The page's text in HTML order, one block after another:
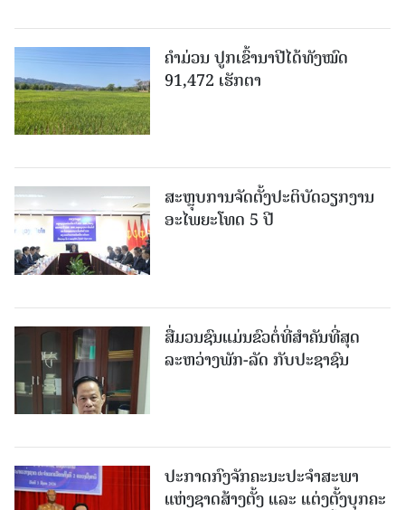
ຄໍາມ່ວນ ປູກເຂົ້ານາປີໄດ້ທັງໝົດ
91,472 ເຮັກຕາ
ສະຫຼຸບການຈັດຕັ້ງປະຕິບັດວຽກງານ
ອະໄພຍະໂທດ 5 ປີ
ສື່ມວນຊົນແມ່ນຂົວຕໍ່ທີ່ສໍາຄັນທີ່ສຸດ
ລະຫວ່າງພັກ-ລັດ ກັບປະຊາຊົນ
ປະກາດກົງຈັກຄະນະປະຈໍາສະພາ
ແຫ່ງຊາດສ້າງຕັ້ງ ແລະ ແຕ່ງຕັ້ງບຸກຄະ